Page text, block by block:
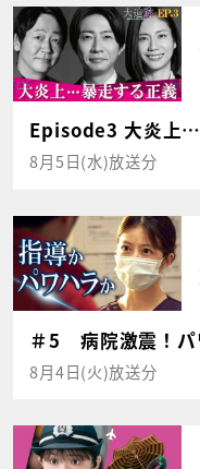
Episode3 大炎上
8月5日(水)放送分
＃5 病院激震！パ
8月4日(火)放送分